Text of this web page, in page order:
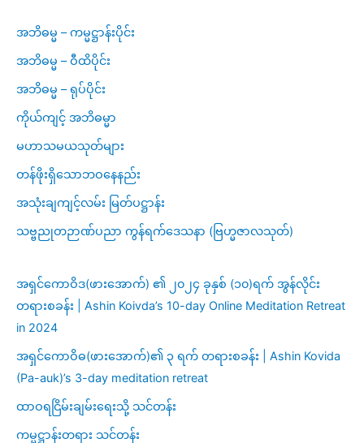
အဘိဓမ္မ – ကမ္မဋ္ဌာန်းပိုင်း
အဘိဓမ္မ – ဝီထိပိုင်း
အဘိဓမ္မ – ရုပ်ပိုင်း
ကိုယ်ကျင့် အဘိဓမ္မာ
မဟာသမယသုတ်များ
တန်ဖိုးရှိသောဘဝနေနည်း
အသုံးချကျင့်လမ်း မြတ်ပဋ္ဌာန်း
သဗ္ဗညုတဉာဏ်ပညာ ကွန်ရက်ဒေသနာ (ဗြဟ္မဇာလသုတ်)
အရှင်ကောဝိဒ(ဖားအောက်) ၏ ၂၀၂၄ ခုနှစ် (၁၀)ရက် အွန်လိုင်း
တရားစခန်း | Ashin Koivda’s 10-day Online Meditation Retreat
in 2024
အရှင်ကောဝိဓ(ဖားအောက်)၏ ၃ ရက် တရားစခန်း | Ashin Kovida
(Pa-auk)’s 3-day meditation retreat
ထာဝရငြိမ်းချမ်းရေးသို့ သင်တန်း
ကမ္မဋ္ဌာန်းတရား သင်တန်း